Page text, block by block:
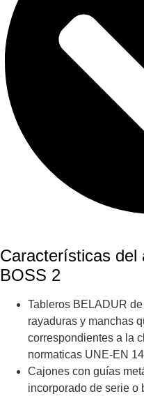
Características del
BOSS 2
Tableros BELADUR
rayaduras y manchas
correspondientes a la
normaticas UNE-EN
Cajones con guías
incorporado de serie o